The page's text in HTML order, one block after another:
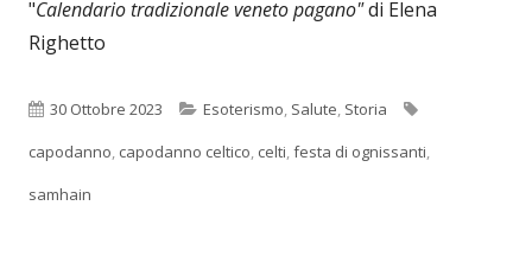
"Calendario tradizionale veneto pagano"di Elena
Righetto
Pubblicato
30 Ottobre 2023 Categorie
Esoterismo, Salute, Storia
capodanno, capodanno celtico, celti,festa di ognissanti,
samhain